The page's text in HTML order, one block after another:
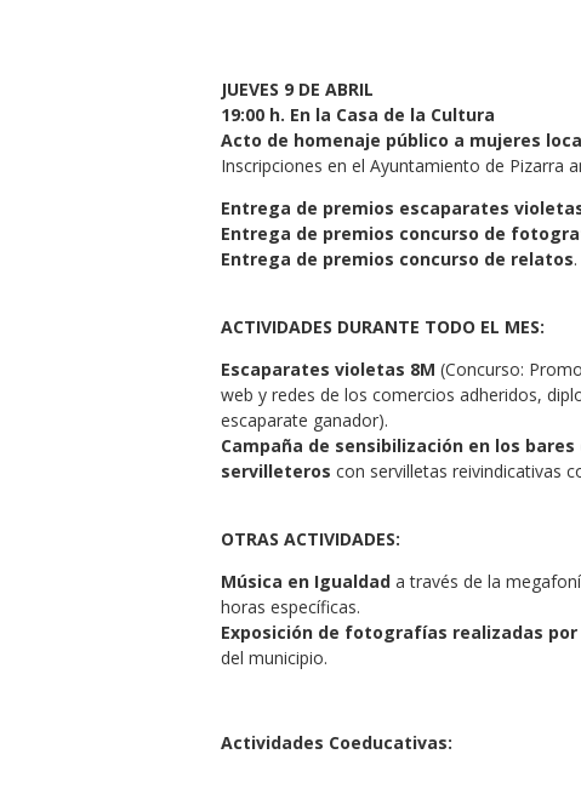
JUEVES 9 DE ABRIL
19:00 h. En la Casa de la Cultura
Acto de homenaje público a mujeres
Inscripciones en el Ayuntamiento de Pizarra
Entrega de premios escaparates
Entrega de premios concurso de
Entrega de premios concurso de relatos.
ACTIVIDADES DURANTE TODO EL MES:
Escaparates violetas 8M (Concurso:
web y redes de los comercios adheridos,
escaparate ganador).
Campaña de sensibilización en los
servilleteros con servilletas reivindicativas
OTRAS ACTIVIDADES:
Música en Igualdad a través de la
horas específicas.
Exposición de fotografías realizadas
del municipio.
Actividades Coeducativas: